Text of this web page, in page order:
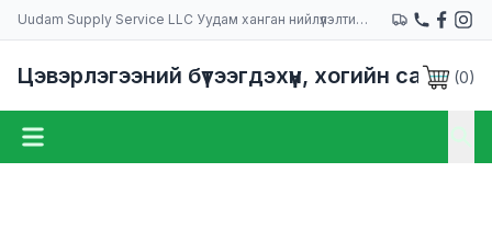
Uudam Supply Service LLC Уудам ханган нийлүүлэлтийн компани
Цэвэрлэгээний бүтээгдэхүүн, хогийн сав (0)